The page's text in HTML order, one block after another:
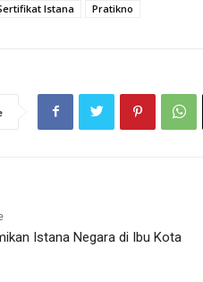
Istana
Pratikno
Istana Negara di Ibu Kota